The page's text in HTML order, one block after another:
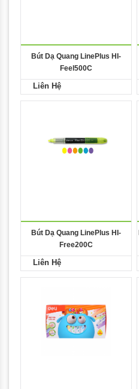
Bút Dạ Quang LinePlus HI-
Feel500C
Liên Hệ
Bút Dạ Quang LinePlus HI-
Free200C
Liên Hệ